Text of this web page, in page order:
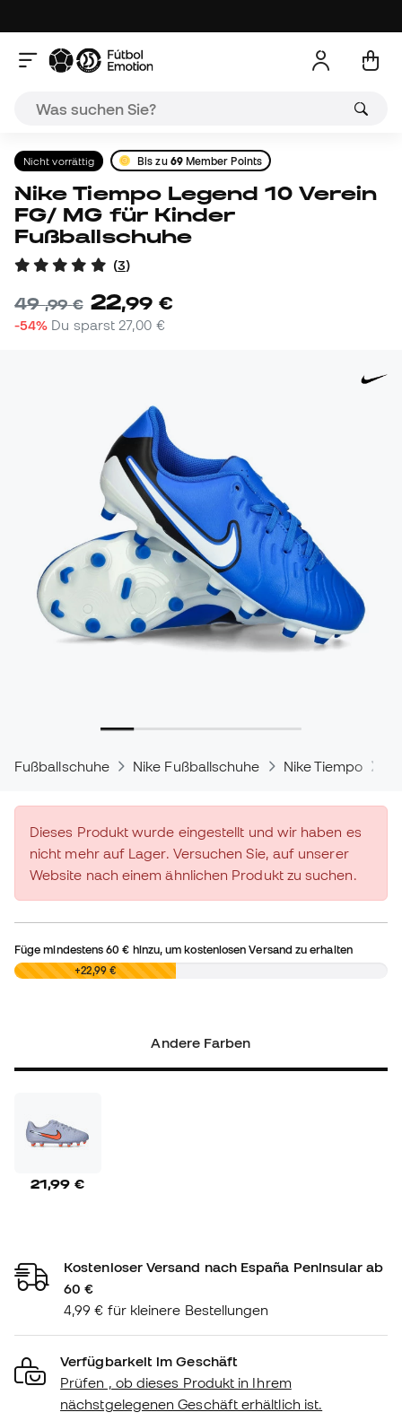
Nicht vorrättig Bis zu 69Member Points
Nike Tiempo Legend 10 Verein
FG/ MG für Kinder
Fußballschuhe
(3)
49,99 € 22,99 €
-54% Du sparst 27,00 €
Fußballschuhe Nike Fußballschuhe Nike Tiempo
Dieses Produkt wurde eingestellt und wir haben es
nicht mehr auf Lager. Versuchen Sie, auf unserer
Website nach einem ähnlichen Produkt zu suchen.
Füge mindestens60 € hinzu, um kostenlosen Versand zu erhalten
0,00 € +22,99 €
Andere Farben
21,99 €
Kostenloser Versand nach España Peninsular ab
60 €
4,99 € für kleinere Bestellungen
Verfügbarkeit im Geschäft
Prüfen , ob dieses Produkt in Ihrem
nächstgelegenen Geschäft erhältlich ist.